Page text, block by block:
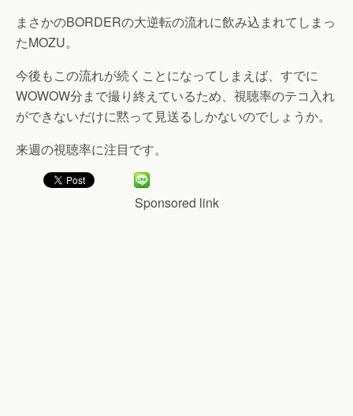
まさかのBORDERの大逆転の流れに飲み込まれてしまっ
たMOZU。
今後もこの流れが続くことになってしまえば、すでに
WOWOW分まで撮り終えているため、視聴率のテコ入れ
ができないだけに黙って見送るしかないのでしょうか。
来週の視聴率に注目です。
Sponsored link